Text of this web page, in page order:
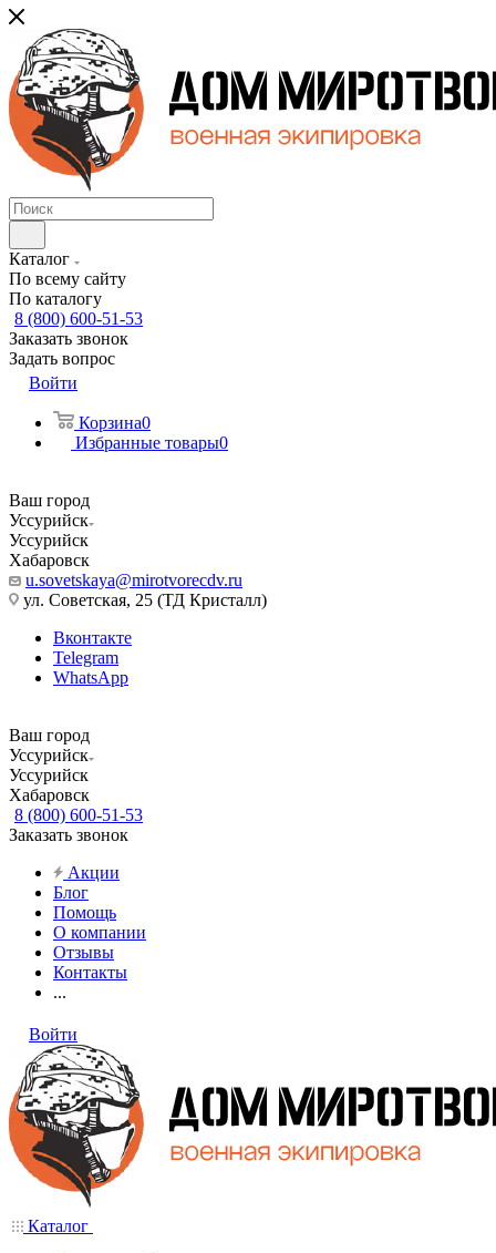
Каталог
По всему сайту
По каталогу
8 (800) 600-51-53
Заказать звонок
Задать вопрос
Войти
Корзина0
Избранные товары0
Ваш город
Уссурийск
Уссурийск
Хабаровск
u.sovetskaya@mirotvorecdv.ru
ул. Советская, 25 (ТД Кристалл)
Вконтакте
Telegram
WhatsApp
Ваш город
Уссурийск
Уссурийск
Хабаровск
8 (800) 600-51-53
Заказать звонок
Акции
Блог
Помощь
О компании
Отзывы
Контакты
...
Войти
Каталог